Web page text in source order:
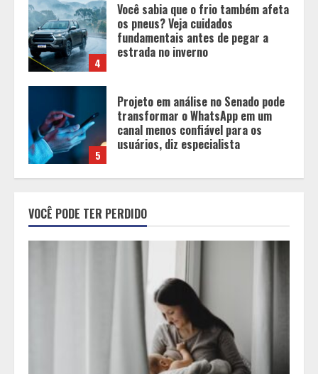
5
Projeto em análise no Senado pode
transformar o WhatsApp em um
canal menos confiável para os
usuários, diz especialista
1
Entrada na escolinha não significa
o fim da amamentação: 6 dicas
para manter o aleitamento nessa
fase
universitário: adultos que
conciliam estudo, trabalho e
família
Os 10 comportamentos que mais
destroem um relacionamento e a
maioria dos casais nem percebe
VOCÊ PODE TER PERDIDO